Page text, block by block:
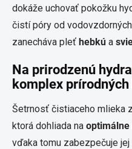
dokáže uchovať pokožku
čistí póry od
zanecháva pleť hebkú a
Na prirodzenú
komplex
Šetrnosť čistiaceho mlieka
ktorá dohliada na optimálne
vďaka tomu zabezpečuje